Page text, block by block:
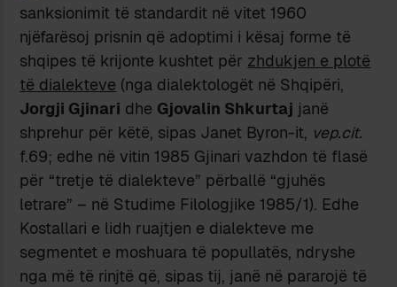
sanksionimit të standardit në vitet 1960
njëfarësoj prisnin që adoptimi i kësaj forme të
shqipes të krijonte kushtet për zhdukjen e plotë
të dialekteve (nga dialektologët në Shqipëri,
Jorgji Gjinari dhe Gjovalin Shkurtaj janë
shprehur për këtë, sipas Janet Byron-it, vep.cit.
f.69; edhe në vitin 1985 Gjinari vazhdon të flasë
për “tretje të dialekteve” përballë “gjuhës
letrare” – në Studime Filologjike 1985/1). Edhe
Kostallari e lidh ruajtjen e dialekteve me
segmentet e moshuara të popullatës, ndryshe
nga më të rinjtë që, sipas tij, janë në pararojë të